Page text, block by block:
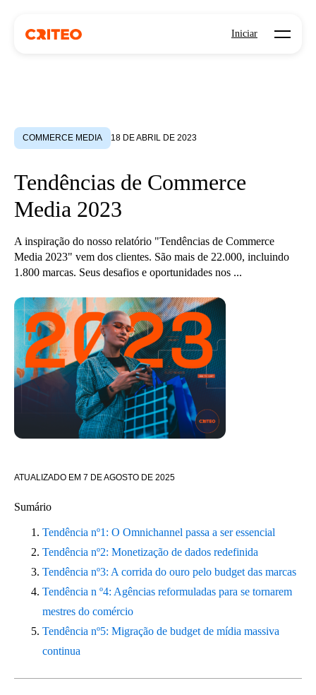
Iniciar Open
COMMERCE MEDIA 18 DE ABRIL DE 2023
Tendências de Commerce
Media 2023
A inspiração do nosso relatório "Tendências de Commerce
Media 2023" vem dos clientes. São mais de 22.000, incluindo
1.800 marcas. Seus desafios e oportunidades nos ...
ATUALIZADO EM 7 DE AGOSTO DE 2025
Sumário
Tendência nº1: O Omnichannel passa a ser essencial
Tendência nº2: Monetização de dados redefinida
Tendência nº3: A corrida do ouro pelo budget das marcas
Tendência n º4: Agências reformuladas para se tornarem
mestres do comércio
Tendência nº5: Migração de budget de mídia massiva
continua